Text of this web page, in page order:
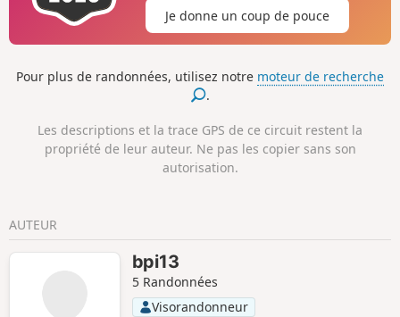
Je donne un coup de pouce
Pour plus de randonnées, utilisez notre moteur de recherche
.
Les descriptions et la trace GPS de ce circuit restent la
propriété de leur auteur. Ne pas les copier sans son
autorisation.
AUTEUR
bpi13
5 Randonnées
Visorandonneur